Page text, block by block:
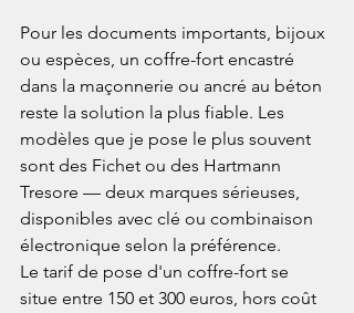
Pour les documents importants, bijoux
ou espèces, un coffre-fort encastré
dans la maçonnerie ou ancré au béton
reste la solution la plus fiable. Les
modèles que je pose le plus souvent
sont des Fichet ou des Hartmann
Tresore — deux marques sérieuses,
disponibles avec clé ou combinaison
électronique selon la préférence.
Le tarif de pose d'un coffre-fort se
situe entre 150 et 300 euros, hors coût